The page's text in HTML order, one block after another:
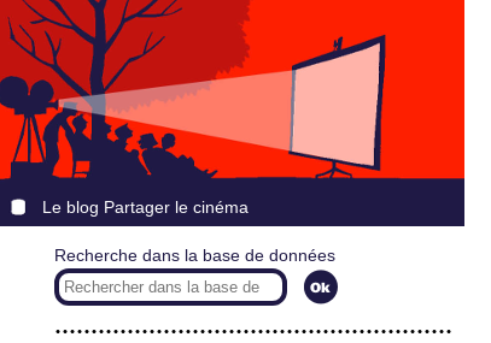
Le blog Partager le cinéma
Recherche dans la base de données